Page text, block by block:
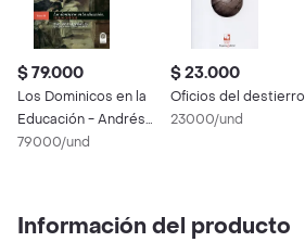
$ 79.000
Los Dominicos en la
Educación - Andrés
Escobar
79000/und
$ 23.000
Oficios del destierro
23000/und
Información del producto